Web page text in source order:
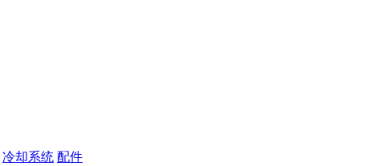
冷却系统 配件